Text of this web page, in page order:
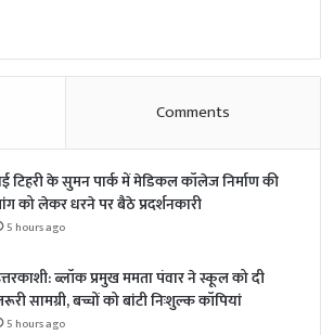
Comments
टिहरी के सुमन पार्क में मेडिकल कॉलेज निर्माण की
को लेकर धरने पर बैठे प्रदर्शनकारी
5 hours ago
ब्लॉक प्रमुख ममता पंवार ने स्कूल को दी
सामग्री, बच्चों को बांटी निःशुल्क कॉपियां
5 hours ago